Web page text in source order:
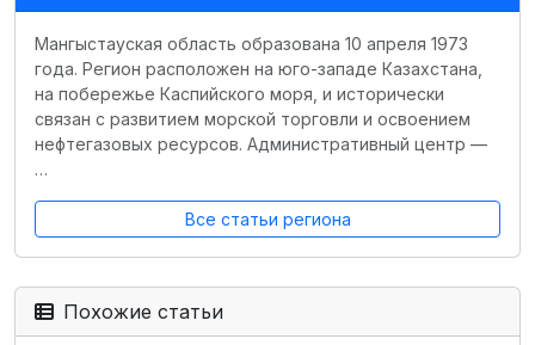
Мангыстауская область образована 10 апреля 1973
года. Регион расположен на юго-западе Казахстана,
на побережье Каспийского моря, и исторически
связан с развитием морской торговли и освоением
нефтегазовых ресурсов. Административный центр —
…
Все статьи региона
Похожие статьи